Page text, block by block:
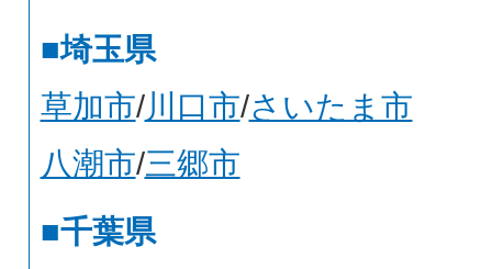
■埼玉県
草加市/川口市/さいたま市
八潮市/三郷市
■千葉県